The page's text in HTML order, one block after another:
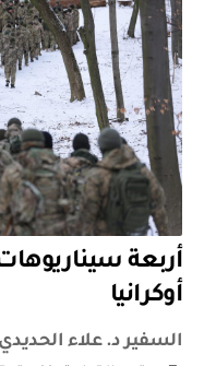
أربعة
أوكرانيا
السفير د. علاء الحديدي